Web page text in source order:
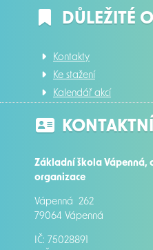
DŮLEŽITÉ
Kontakty
Ke stažení
Kalendář akcí
Základní škola Vápenná,
organizace
Vápenná 262
79064 Vápenná
IČ: 75028891